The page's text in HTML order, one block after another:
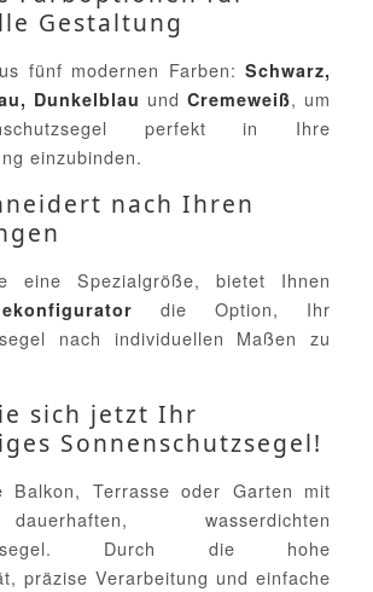
Gestaltung
fünf modernen Farben: Schwarz,
Dunkelblau und Cremeweiß, um
perfekt in Ihre
einzubinden.
nach Ihren
eine Spezialgröße, bietet Ihnen
die Option, Ihr
nach individuellen Maßen zu
sich jetzt Ihr
Sonnenschutzsegel!
Balkon, Terrasse oder Garten mit
wasserdichten
Durch die hohe
präzise Verarbeitung und einfache